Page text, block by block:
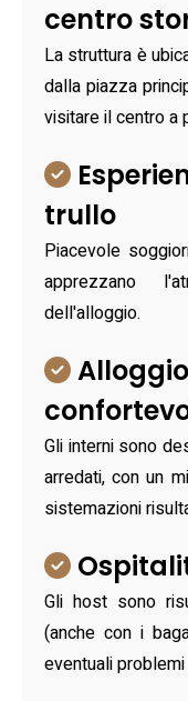
centro
La struttura è
dalla piazza
visitare il centro a
trullo
Piacevole
apprezzano
dell'alloggio.
Gli interni sono
arredati, con un
sistemazioni
Gli host sono
(anche con i
eventuali